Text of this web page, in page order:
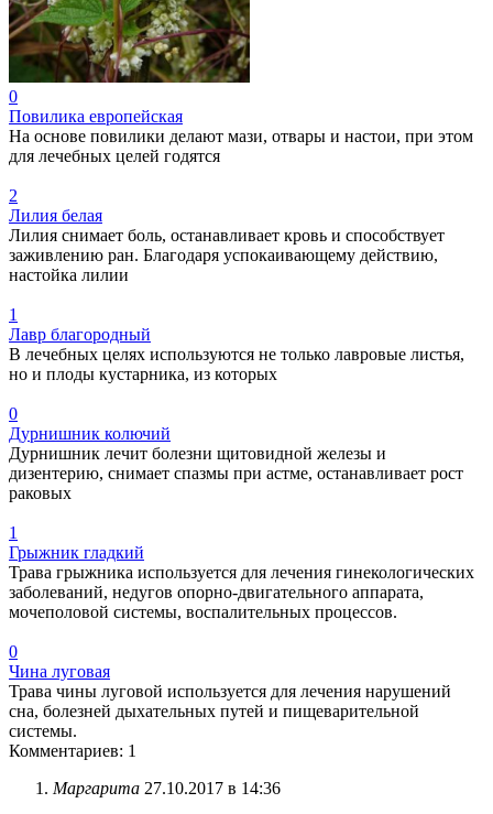
0
Повилика европейская
На основе повилики делают мази, отвары и настои, при этом
для лечебных целей годятся
2
Лилия белая
Лилия снимает боль, останавливает кровь и способствует
заживлению ран. Благодаря успокаивающему действию,
настойка лилии
1
Лавр благородный
В лечебных целях используются не только лавровые листья,
но и плоды кустарника, из которых
0
Дурнишник колючий
Дурнишник лечит болезни щитовидной железы и
дизентерию, снимает спазмы при астме, останавливает рост
раковых
1
Грыжник гладкий
Трава грыжника используется для лечения гинекологических
заболеваний, недугов опорно-двигательного аппарата,
мочеполовой системы, воспалительных процессов.
0
Чина луговая
Трава чины луговой используется для лечения нарушений
сна, болезней дыхательных путей и пищеварительной
системы.
Комментариев: 1
Маргарита 27.10.2017 в 14:36